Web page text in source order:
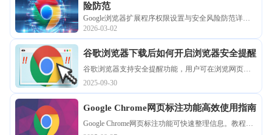
险防范
Google浏览器扩展程序权限设置与安全风险防范详
解，指导用户合理管理插件权限，降低安全隐患，保
障浏览安全。
2026-03-02
谷歌浏览器下载后如何开启浏览器安全提醒
谷歌浏览器支持安全提醒功能，用户可在浏览网页时
收到安全和操作提示，及时发现潜在威胁，提高浏览
器使用安全性和信息防护能力。
2025-09-30
Google Chrome网页标注功能高效使用指南
Google Chrome网页标注功能可快速整理信息。教程指